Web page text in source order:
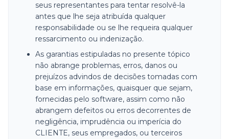
seus representantes para tentar resolvê-la
antes que lhe seja atribuída qualquer
responsabilidade ou se lhe requeira qualquer
ressarcimento ou indenização.
As garantias estipuladas no presente tópico
não abrange problemas, erros, danos ou
prejuízos advindos de decisões tomadas com
base em informações, quaisquer que sejam,
fornecidas pelo software, assim como não
abrangem defeitos ou erros decorrentes de
negligência, imprudência ou imperícia do
CLIENTE, seus empregados, ou terceiros